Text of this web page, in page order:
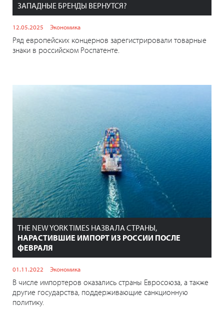
ЗАПАДНЫЕ БРЕНДЫ ВЕРНУТСЯ?
12.05.2025 Экономика
Ряд европейских концернов зарегистрировали товарные
знаки в российском Роспатенте.
THE NEW YORK TIMES НАЗВАЛА СТРАНЫ,
НАРАСТИВШИЕ ИМПОРТ ИЗ РОССИИ ПОСЛЕ
ФЕВРАЛЯ
01.11.2022 Экономика
В числе импортеров оказались страны Евросоюза, а также
другие государства, поддерживающие санкционную
политику.